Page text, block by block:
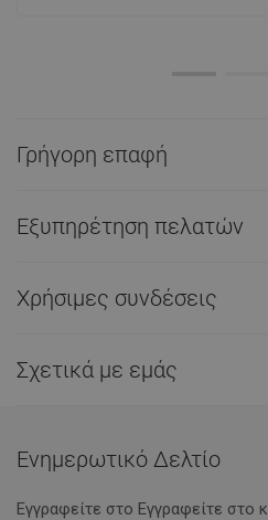
Γρήγορη επαφή
Εξυπηρέτηση πελατών
Χρήσιμες συνδέσεις
Σχετικά με εμάς
Ενημερωτικό Δελτίο
Εγγραφείτε στο Eγγραφείτε στο